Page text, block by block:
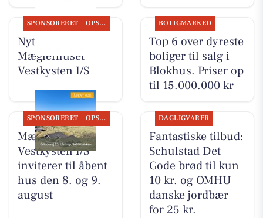
SPONSORERET OPSLAGSTAVLEN
Nyt fra
Mæglerhuset
Vestkysten I/S
BOLIGMARKED
Top 6 over dyreste
boliger til salg i
Blokhus. Priser op
til 15.000.000 kr
SPONSORERET OPSLAGSTAVLEN
Mæglerhuset
Vestkysten I/S
inviterer til åbent
hus den 8. og 9.
august
DAGLIGVARER
Fantastiske tilbud:
Schulstad Det
Gode brød til kun
10 kr. og OMHU
danske jordbær
for 25 kr.